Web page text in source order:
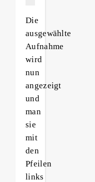
Die
ausgewählte
Aufnahme
wird
nun
angezeigt
und
man
sie
mit
den
Pfeilen
links